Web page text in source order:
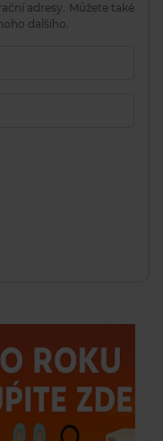
adresy. Můžete také
dalšího.